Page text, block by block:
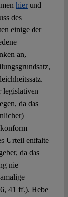
hierund
des
einige der
an,
legislativen
da das
Urteil entfalte
da das
nie
41 ff.). Hebe